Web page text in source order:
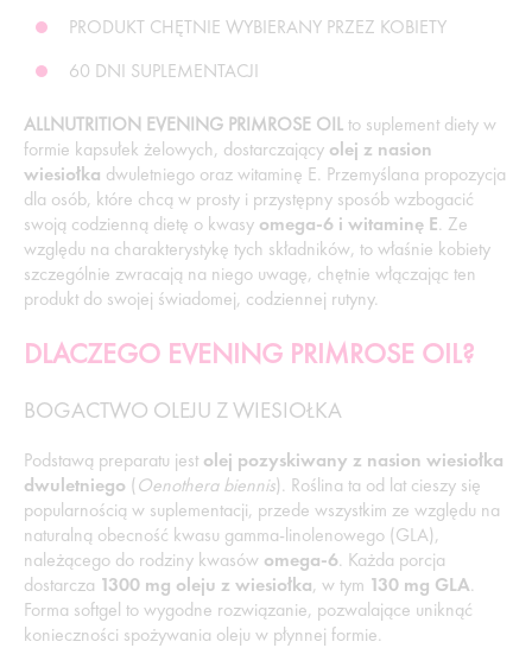
PRODUKT CHĘTNIE WYBIERANY PRZEZ KOBIETY
60 DNI SUPLEMENTACJI
ALLNUTRITION EVENING PRIMROSE OILto suplement diety w
formie kapsułek żelowych, dostarczający olej z nasion
wiesiołka dwuletniego oraz witaminę E. Przemyślana propozycja
dla osób, które chcą w prosty i przystępny sposób wzbogacić
swoją codzienną dietę o kwasy omega-6 i witaminę E. Ze
względu na charakterystykę tych składników, to właśnie kobiety
szczególnie zwracają na niego uwagę, chętnie włączając ten
produkt do swojej świadomej, codziennej rutyny.
DLACZEGO EVENING PRIMROSE OIL?
BOGACTWO OLEJU Z WIESIOŁKA
Podstawą preparatu jest olej pozyskiwany z nasion wiesiołka
dwuletniego (Oenothera biennis). Roślina ta od lat cieszy się
popularnością w suplementacji, przede wszystkim ze względu na
naturalną obecność kwasu gamma-linolenowego (GLA),
należącego do rodziny kwasów omega-6. Każda porcja
dostarcza 1300 mg oleju z wiesiołka, w tym 130 mg GLA.
Forma softgel to wygodne rozwiązanie, pozwalające uniknąć
konieczności spożywania oleju w płynnej formie.